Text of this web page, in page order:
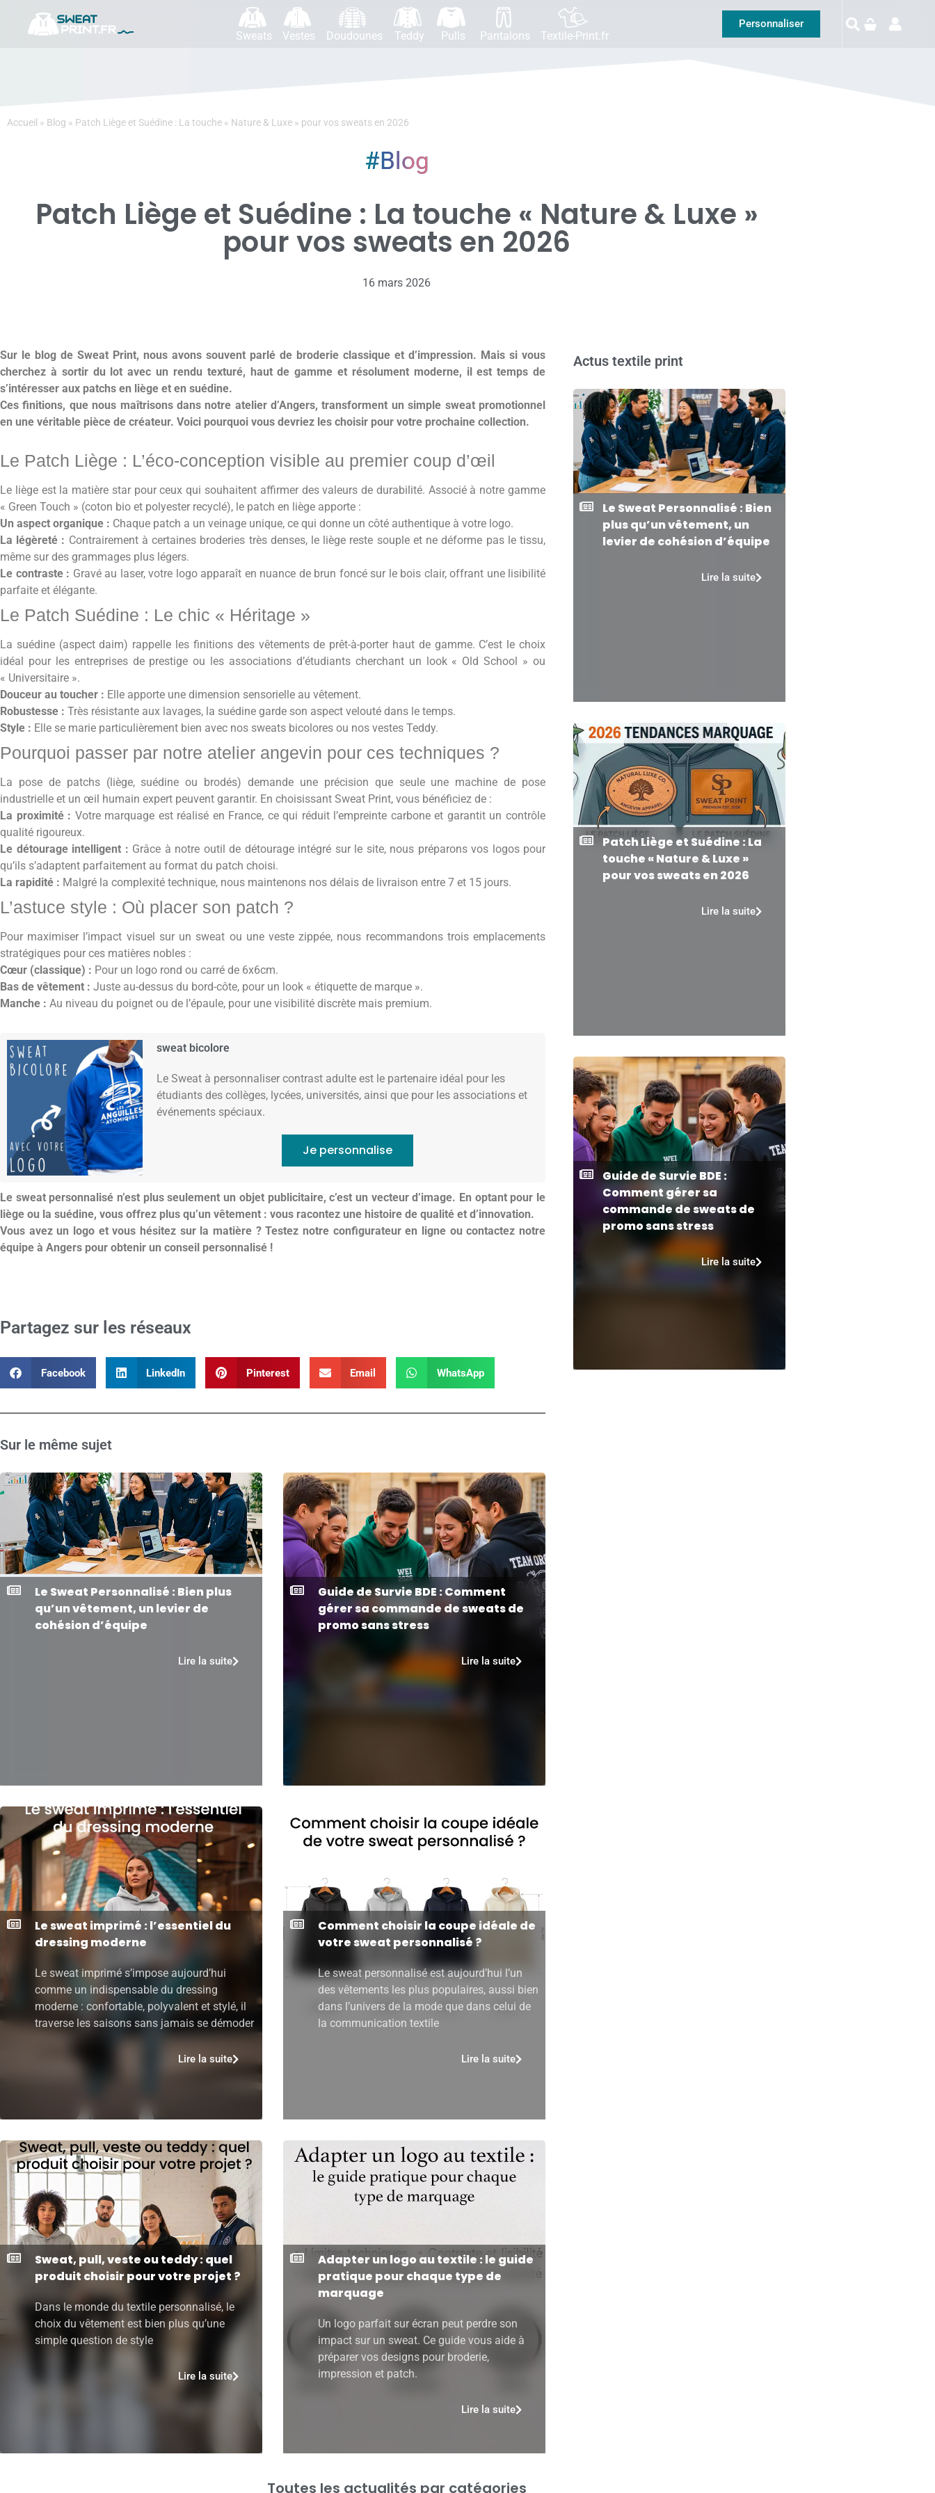
Sweats Vestes Doudounes Teddy Pulls Pantalons Textile-Print.fr
Personnaliser
Accueil » Blog » Patch Liège et Suédine : La touche « Nature & Luxe » pour vos sweats en 2026
Blog
Patch Liège et Suédine : La touche « Nature & Luxe »
pour vos sweats en 2026
16 mars 2026
Sur le blog de Sweat Print, nous avons souvent parlé de broderie classique et d’impression. Mais si vous
cherchez à sortir du lot avec un rendu texturé, haut de gamme et résolument moderne, il est temps de
s’intéresser aux patchs en liège et en suédine.
Ces finitions, que nous maîtrisons dans notre atelier d’Angers, transforment un simple sweat promotionnel
en une véritable pièce de créateur. Voici pourquoi vous devriez les choisir pour votre prochaine collection.
Le Patch Liège : L’éco-conception visible au premier coup d’œil
Le liège est la matière star pour ceux qui souhaitent affirmer des valeurs de durabilité. Associé à notre gamme
« Green Touch » (coton bio et polyester recyclé), le patch en liège apporte :
Un aspect organique : Chaque patch a un veinage unique, ce qui donne un côté authentique à votre logo.
La légèreté : Contrairement à certaines broderies très denses, le liège reste souple et ne déforme pas le tissu,
même sur des grammages plus légers.
Le contraste : Gravé au laser, votre logo apparaît en nuance de brun foncé sur le bois clair, offrant une lisibilité
parfaite et élégante.
Le Patch Suédine : Le chic « Héritage »
La suédine (aspect daim) rappelle les finitions des vêtements de prêt-à-porter haut de gamme. C’est le choix
idéal pour les entreprises de prestige ou les associations d’étudiants cherchant un look « Old School » ou
« Universitaire ».
Douceur au toucher : Elle apporte une dimension sensorielle au vêtement.
Robustesse : Très résistante aux lavages, la suédine garde son aspect velouté dans le temps.
Style : Elle se marie particulièrement bien avec nos sweats bicolores ou nos vestes Teddy.
Pourquoi passer par notre atelier angevin pour ces techniques ?
La pose de patchs (liège, suédine ou brodés) demande une précision que seule une machine de pose
industrielle et un œil humain expert peuvent garantir. En choisissant Sweat Print, vous bénéficiez de :
La proximité : Votre marquage est réalisé en France, ce qui réduit l’empreinte carbone et garantit un contrôle
qualité rigoureux.
Le détourage intelligent : Grâce à notre outil de détourage intégré sur le site, nous préparons vos logos pour
qu’ils s’adaptent parfaitement au format du patch choisi.
La rapidité : Malgré la complexité technique, nous maintenons nos délais de livraison entre 7 et 15 jours.
L’astuce style : Où placer son patch ?
Pour maximiser l’impact visuel sur un sweat ou une veste zippée, nous recommandons trois emplacements
stratégiques pour ces matières nobles :
Cœur (classique) : Pour un logo rond ou carré de 6x6cm.
Bas de vêtement : Juste au-dessus du bord-côte, pour un look « étiquette de marque ».
Manche : Au niveau du poignet ou de l’épaule, pour une visibilité discrète mais premium.
sweat bicolore
Le Sweat à personnaliser contrast adulte est le partenaire idéal pour les
étudiants des collèges, lycées, universités, ainsi que pour les associations et
événements spéciaux.
Je personnalise
Le sweat personnalisé n’est plus seulement un objet publicitaire, c’est un vecteur d’image. En optant pour le
liège ou la suédine, vous offrez plus qu’un vêtement : vous racontez une histoire de qualité et d’innovation.
Vous avez un logo et vous hésitez sur la matière ? Testez notre configurateur en ligne ou contactez notre
équipe à Angers pour obtenir un conseil personnalisé !
Partagez sur les réseaux
Facebook LinkedIn Pinterest Email WhatsApp
Sur le même sujet
Le Sweat Personnalisé : Bien plus
qu’un vêtement, un levier de
cohésion d’équipe
Lire la suite
Guide de Survie BDE : Comment
gérer sa commande de sweats de
promo sans stress
Lire la suite
Le sweat imprimé : l’essentiel du
dressing moderne
Le sweat imprimé s’impose aujourd’hui
comme un indispensable du dressing
moderne : confortable, polyvalent et stylé, il
traverse les saisons sans jamais se démoder
Lire la suite
Comment choisir la coupe idéale de
votre sweat personnalisé ?
Le sweat personnalisé est aujourd’hui l’un
des vêtements les plus populaires, aussi bien
dans l’univers de la mode que dans celui de
la communication textile
Lire la suite
Sweat, pull, veste ou teddy : quel
produit choisir pour votre projet ?
Dans le monde du textile personnalisé, le
choix du vêtement est bien plus qu’une
simple question de style
Lire la suite
Adapter un logo au textile : le guide
pratique pour chaque type de
marquage
Un logo parfait sur écran peut perdre son
impact sur un sweat. Ce guide vous aide à
préparer vos designs pour broderie,
impression et patch.
Lire la suite
Actus textile print
Le Sweat Personnalisé : Bien
plus qu’un vêtement, un
levier de cohésion d’équipe
Lire la suite
Patch Liège et Suédine : La
touche « Nature & Luxe »
pour vos sweats en 2026
Lire la suite
Guide de Survie BDE :
Comment gérer sa
commande de sweats de
promo sans stress
Lire la suite
Toutes les actualités par catégories